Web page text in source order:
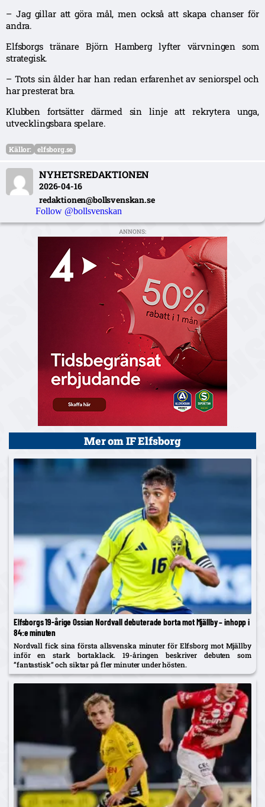
– Jag gillar att göra mål, men också att skapa chanser för
andra.
Elfsborgs tränare Björn Hamberg lyfter värvningen som
strategisk.
– Trots sin ålder har han redan erfarenhet av seniorspel och
har presterat bra.
Klubben fortsätter därmed sin linje att rekrytera unga,
utvecklingsbara spelare.
Källor: elfsborg.se
NYHETSREDAKTIONEN
2026-04-16
redaktionen@bollsvenskan.se
Follow @bollsvenskan
ANNONS:
Mer om IF Elfsborg
Elfsborgs 19-årige Ossian Nordvall debuterade borta mot Mjällby – inhopp i
84:e minuten
Nordvall fick sina första allsvenska minuter för Elfsborg mot Mjällby
inför en stark bortaklack. 19-åringen beskriver debuten som
”fantastisk” och siktar på fler minuter under hösten.